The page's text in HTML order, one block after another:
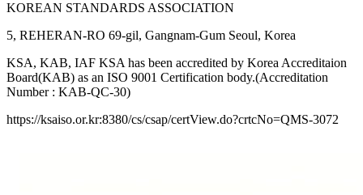
KOREAN STANDARDS ASSOCIATION
5, REHERAN-RO 69-gil, Gangnam-Gum Seoul, Korea
KSA, KAB, IAF KSA has been accredited by Korea Accreditaion
Board(KAB) as an ISO 9001 Certification body.(Accreditation
Number : KAB-QC-30)
https://ksaiso.or.kr:8380/cs/csap/certView.do?crtcNo=QMS-3072